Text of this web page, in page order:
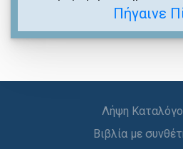
Πήγαινε
Λήψη
Βιβλία με